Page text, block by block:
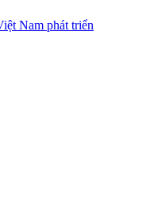
Nam phát triển